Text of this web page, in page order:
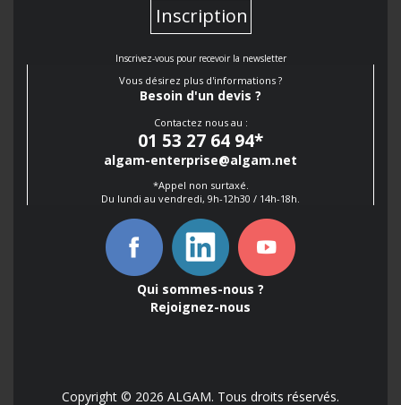
Inscription
Inscrivez-vous pour recevoir la newsletter
Vous désirez plus d'informations ?
Besoin d'un devis ?
Contactez nous au :
01 53 27 64 94*
algam-enterprise@algam.net
*Appel non surtaxé.
Du lundi au vendredi, 9h-12h30 / 14h-18h.
Qui sommes-nous ?
Rejoignez-nous
Copyright © 2026 ALGAM. Tous droits réservés.